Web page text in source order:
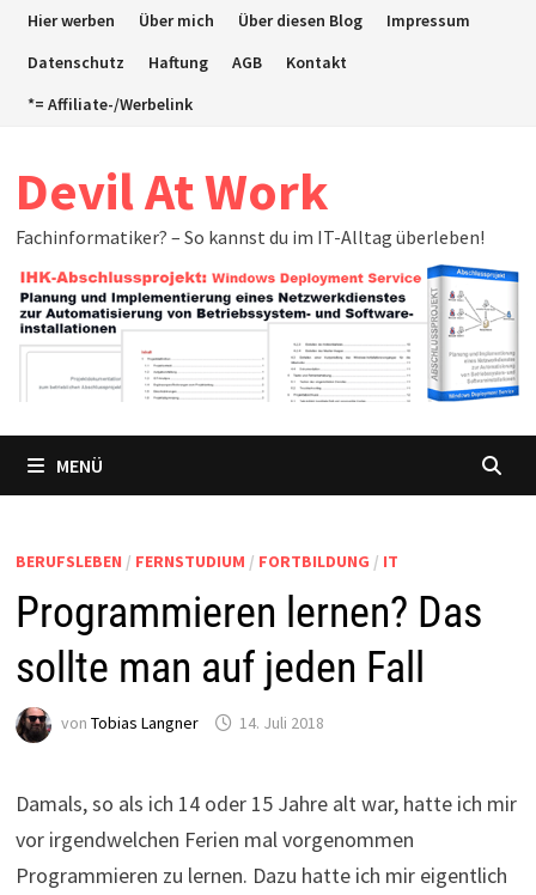
ZumHier werben Über mich Über diesen Blog
Impressum
Datenschutz
Haftung AGB
Kontakt
*= Affiliate-/Werbelink
Devil At Work
Fachinformatiker? – So kannst du im IT-Alltag überleben!
MENÜ
BERUFSLEBEN / FERNSTUDIUM / FORTBILDUNG / IT
Programmieren lernen? Das
sollte man auf jeden Fall
von Tobias Langner 14. Juli 2018
Damals, so als ich 14 oder 15 Jahre alt war, hatte ich mir
vor irgendwelchen Ferien mal vorgenommen
Programmieren zu lernen. Dazu hatte ich mir eigentlich